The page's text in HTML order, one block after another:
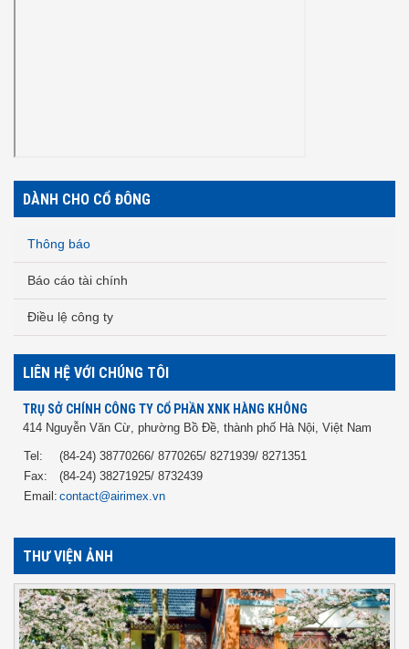
DÀNH CHO CỔ ĐÔNG
Thông báo
Báo cáo tài chính
Điều lệ công ty
LIÊN HỆ VỚI CHÚNG TÔI
TRỤ SỞ CHÍNH CÔNG TY CỔ PHẦN XNK HÀNG KHÔNG
414 Nguyễn Văn Cừ, phường Bồ Đề, thành phố Hà Nội, Việt Nam
Tel:
(84-24) 38770266/ 8770265/ 8271939/ 8271351
Fax:
(84-24) 38271925/ 8732439
Email: contact@airimex.vn
THƯ VIỆN ẢNH